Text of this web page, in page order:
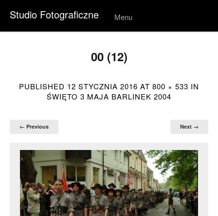
Studio Fotograficzne Menu
Skip to
00 (12)
PUBLISHED 12 STYCZNIA 2016 AT 800 × 533 IN
ŚWIĘTO 3 MAJA BARLINEK 2004
← Previous Next →